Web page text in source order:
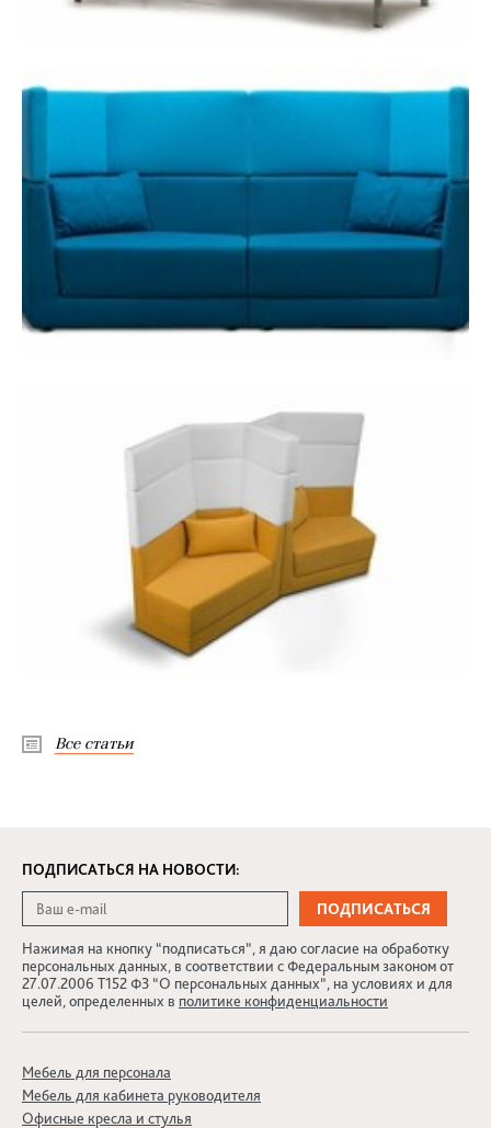
Все статьи
ПОДПИСАТЬСЯ НА НОВОСТИ:
Нажимая на кнопку “подписаться”, я даю согласие на обработку
персональных данных, в соответствии с Федеральным законом от
27.07.2006 Т152 ФЗ “О персональных данных”, на условиях и для
целей, определенных в политике конфиденциальности
Мебель для персонала
Мебель для кабинета руководителя
Офисные кресла и стулья